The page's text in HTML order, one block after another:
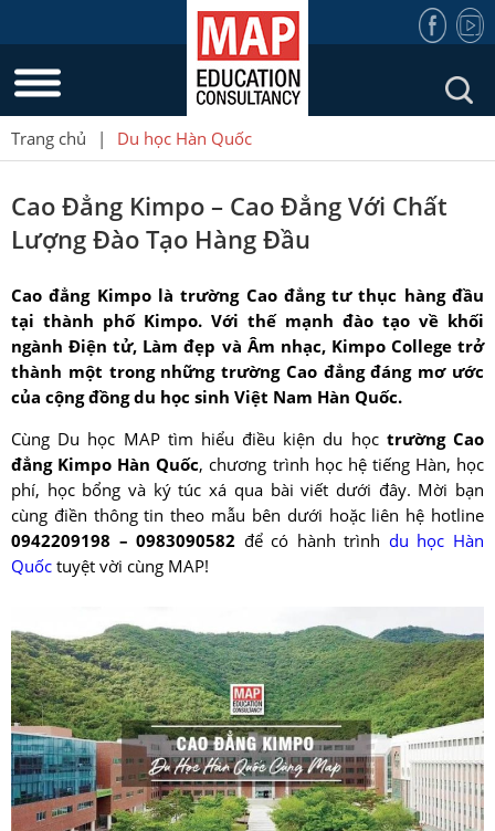
Trang chủ | Du học Hàn Quốc
Cao Đẳng Kimpo – Cao Đẳng Với Chất
Lượng Đào Tạo Hàng Đầu
Cao đẳng Kimpo là trường Cao đẳng tư thục hàng đầu
tại thành phố Kimpo. Với thế mạnh đào tạo về khối
ngành Điện tử, Làm đẹp và Âm nhạc, Kimpo College trở
thành một trong những trường Cao đẳng đáng mơ ước
của cộng đồng du học sinh Việt Nam Hàn Quốc.
Cùng Du học MAP tìm hiểu điều kiện du học trường Cao
đẳng Kimpo Hàn Quốc, chương trình học hệ tiếng Hàn, học
phí, học bổng và ký túc xá qua bài viết dưới đây. Mời bạn
cùng điền thông tin theo mẫu bên dưới hoặc liên hệ hotline
0942209198 – 0983090582 để có hành trình du học Hàn
Quốc tuyệt vời cùng MAP!